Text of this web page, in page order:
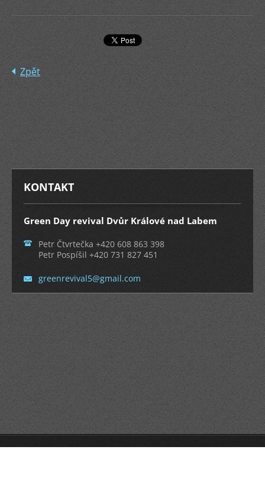
Zpět
KONTAKT
Green Day revival Dvůr Králové nad Labem
Petr Čtvrtečka +420 608 863 398
Petr Pospíšil +420 731 827 451
greenrevival5@gmail.com